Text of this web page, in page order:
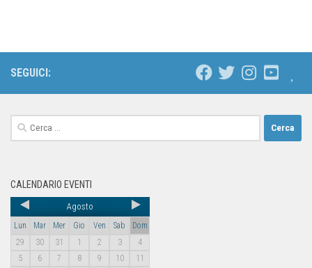
SEGUICI:
CALENDARIO EVENTI
Agosto
Lun Mar Mer Gio Ven Sab
Dom
29
30 31 1 2 3
4
5
6 7 8 9 10
11